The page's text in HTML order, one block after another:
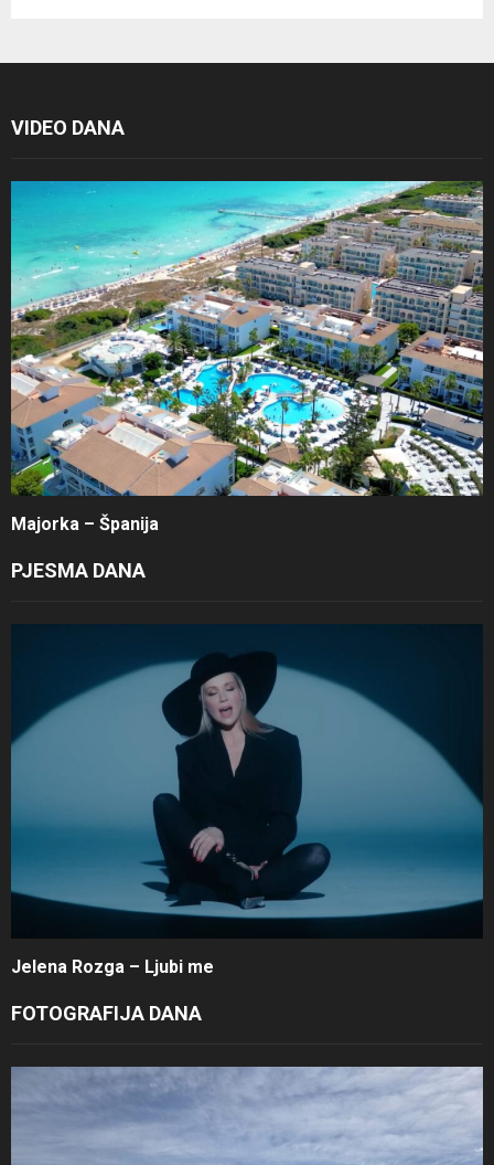
VIDEO DANA
Majorka – Španija
PJESMA DANA
Jelena Rozga – Ljubi me
FOTOGRAFIJA DANA